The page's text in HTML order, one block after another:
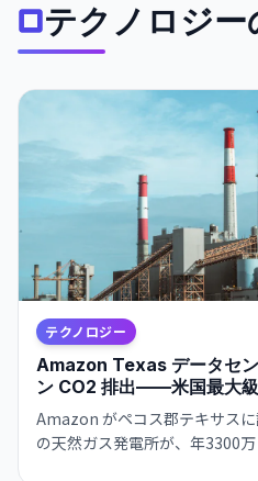
テクノロジー
テクノロジー
Amazon Texas データセ
ン CO2 排出——米国最大
Amazon がペコス郡テキサス
の天然ガス発電所が、年3300